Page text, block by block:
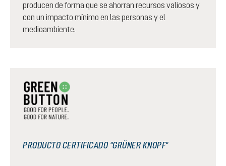
producen de forma que se ahorran recursos valiosos y
con un impacto mínimo en las personas y el
medioambiente.
PRODUCTO CERTIFICADO "GRÜNER KNOPF"